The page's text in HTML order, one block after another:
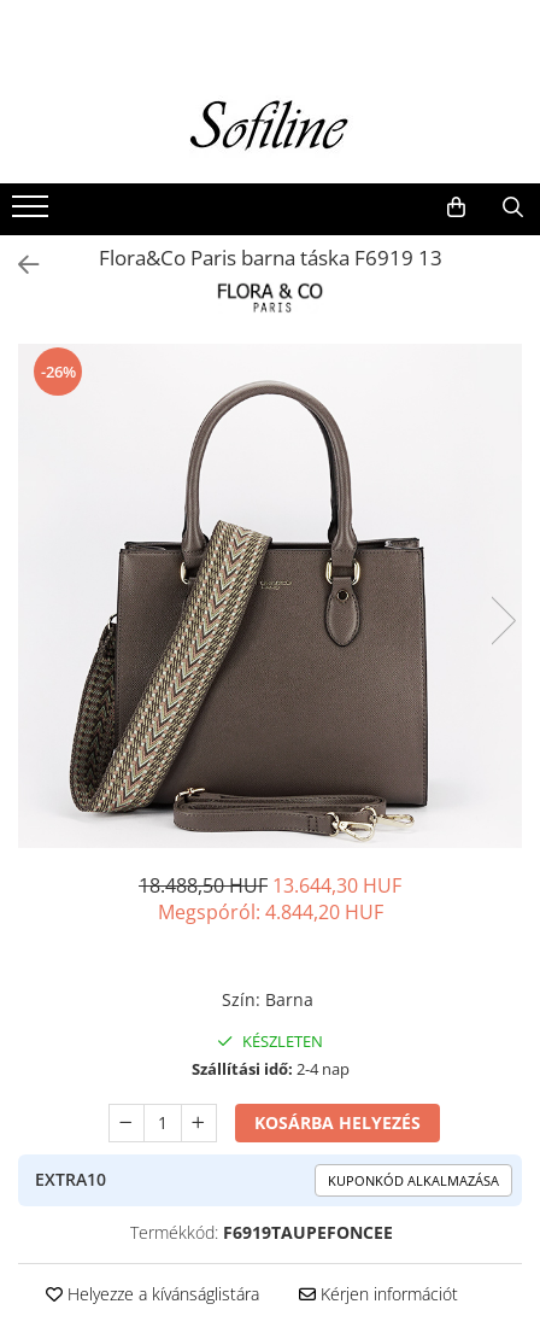
Valódi bőr
Hátizsákok
Elegáns kistáskákFlora&Co Paris barna táska F6919 13
-26%
18.488,50 HUF 13.644,30 HUF
Megspóról: 4.844,20 HUF
Szín: Barna
KÉSZLETEN
Szállítási idő: 2-4 nap
KOSÁRBA HELYEZÉS
EXTRA10 KUPONKÓD ALKALMAZÁSA
Termékkód: F6919TAUPEFONCEE
Helyezze a kívánságlistára Kérjen információt